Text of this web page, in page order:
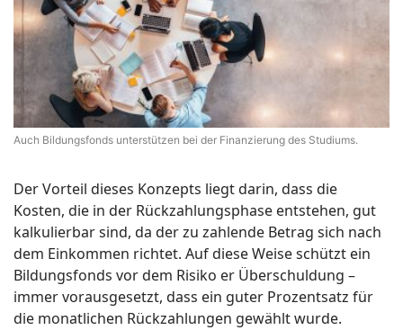
Auch Bildungsfonds unterstützen bei der Finanzierung des Studiums.
Der Vorteil dieses Konzepts liegt darin, dass die
Kosten, die in der Rückzahlungsphase entstehen, gut
kalkulierbar sind, da der zu zahlende Betrag sich nach
dem Einkommen richtet. Auf diese Weise schützt ein
Bildungsfonds vor dem Risiko er Überschuldung –
immer vorausgesetzt, dass ein guter Prozentsatz für
die monatlichen Rückzahlungen gewählt wurde.